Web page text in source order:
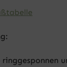
ringgesponnen